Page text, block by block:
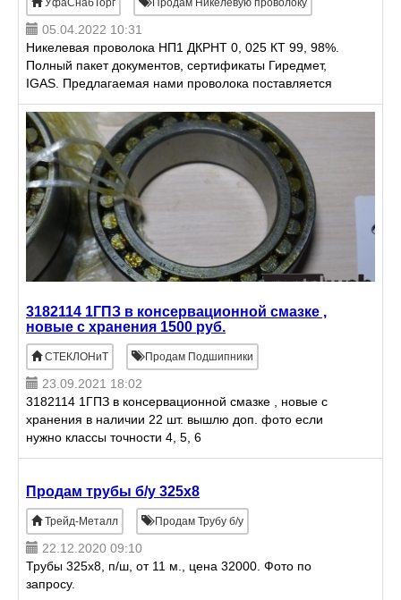
УфаСнабТорг Продам Никелевую проволоку
05.04.2022 10:31
Никелевая проволока НП1 ДКРНТ 0, 025 КТ 99, 98%.
Полный пакет документов, сертификаты Гиредмет,
IGAS. Предлагаемая нами проволока поставляется
на катушках в прозрачных контейнерах,
обеспечивающих сохра
3182114 1ГПЗ в консервационной смазке ,
новые с хранения 1500 руб.
СТЕКЛОНиТ Продам Подшипники
23.09.2021 18:02
3182114 1ГПЗ в консервационной смазке , новые с
хранения в наличии 22 шт. вышлю доп. фото если
нужно классы точности 4, 5, 6
Продам трубы б/у 325х8
Трейд-Металл Продам Трубу б/у
22.12.2020 09:10
Трубы 325х8, п/ш, от 11 м., цена 32000. Фото по
запросу.